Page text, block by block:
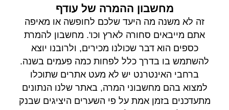
מחשבון ההמרה של עודף
זה לא משנה מה היעד שלכם לחופשה או מאיפה
אתם מייבאים סחורה לארץ וכו'. מחשבון להמרת
כספים הוא דבר שכולנו מכירים, ולרובנו יוצא
להשתמש בו בדרך כלל לפחות כמה פעמים בשנה.
ברחבי האינטרנט יש לא מעט אתרים שתוכלו
למצוא בהם מחשבוני המרה, באתר שלנו הנתונים
מתעדכנים בזמן אמת על פי השערים היציגים שבנק